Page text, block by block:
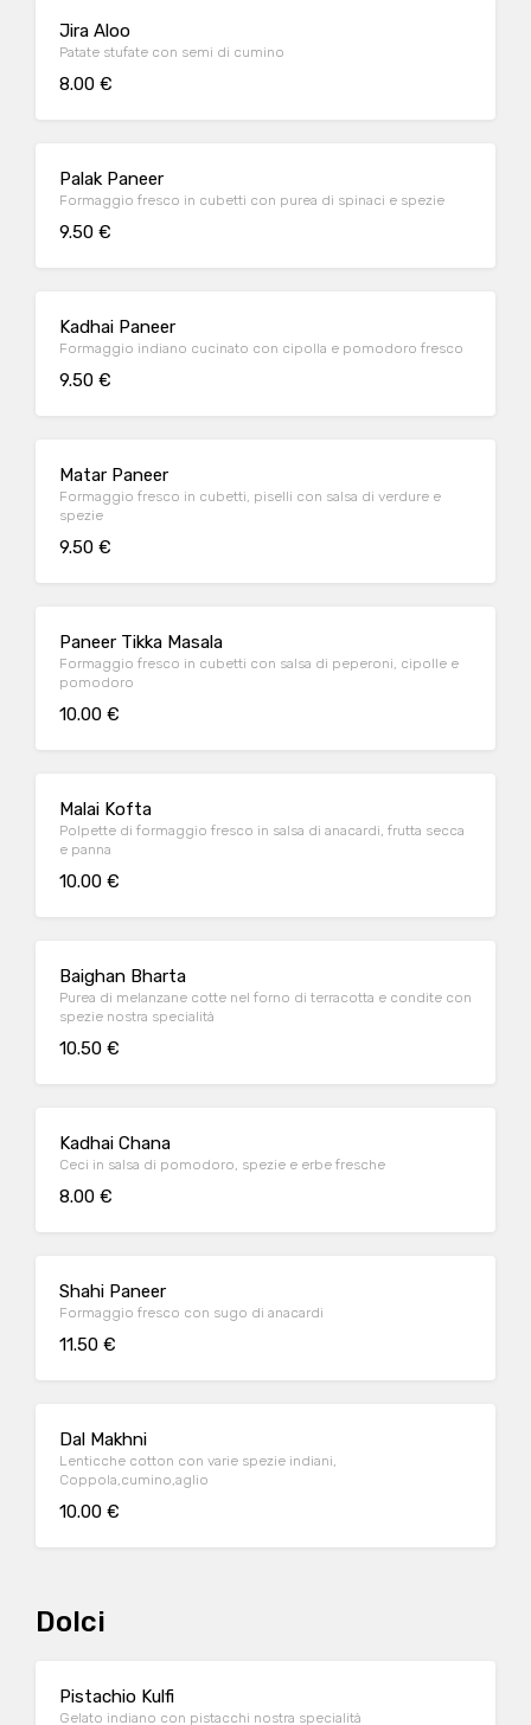
Jira Aloo
Patate stufate con semi di cumino
8.00 €
Palak Paneer
Formaggio fresco in cubetti con purea di spinaci e spezie
9.50 €
Kadhai Paneer
Formaggio indiano cucinato con cipolla e pomodoro fresco
9.50 €
Matar Paneer
Formaggio fresco in cubetti, piselli con salsa di verdure e
spezie
9.50 €
Paneer Tikka Masala
Formaggio fresco in cubetti con salsa di peperoni, cipolle e
pomodoro
10.00 €
Malai Kofta
Polpette di formaggio fresco in salsa di anacardi, frutta secca
e panna
10.00 €
Baighan Bharta
Purea di melanzane cotte nel forno di terracotta e condite con
spezie nostra specialità
10.50 €
Kadhai Chana
Ceci in salsa di pomodoro, spezie e erbe fresche
8.00 €
Shahi Paneer
Formaggio fresco con sugo di anacardi
11.50 €
Dal Makhni
Lenticche cotton con varie spezie indiani,
Coppola,cumino,aglio
10.00 €
Dolci
Pistachio Kulfi
Gelato indiano con pistacchi nostra specialità